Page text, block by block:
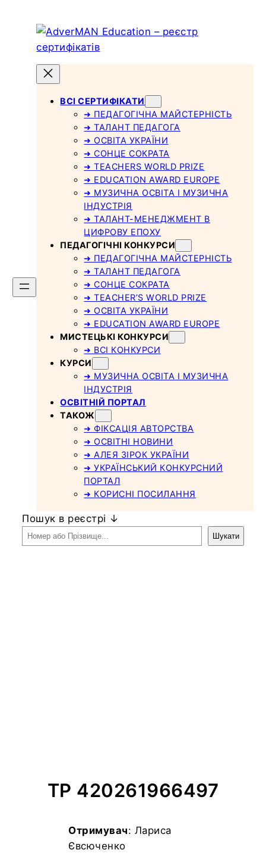
content
ВСІ СЕРТИФІКАТИ
➜ ПЕДАГОГІЧНА МАЙСТЕРНІСТЬ
➜ ТАЛАНТ ПЕДАГОГА
➜ ОСВІТА УКРАЇНИ
➜ СОНЦЕ СОКРАТА
➜ TEACHERS WORLD PRIZE
➜ EDUCATION AWARD EUROPE
➜ МУЗИЧНА ОСВІТА І МУЗИЧНА
ІНДУСТРІЯ
➜ ТАЛАНТ-МЕНЕДЖМЕНТ В
ЦИФРОВУ ЕПОХУ
ПЕДАГОГІЧНІ КОНКУРСИ
➜ ПЕДАГОГІЧНА МАЙСТЕРНІСТЬ
➜ ТАЛАНТ ПЕДАГОГА
➜ СОНЦЕ СОКРАТА
➜ TEACHER’S WORLD PRIZE
➜ ОСВІТА УКРАЇНИ
➜ EDUCATION AWARD EUROPE
МИСТЕЦЬКІ КОНКУРСИ
➜ ВСІ КОНКУРСИ
КУРСИ
➜ МУЗИЧНА ОСВІТА І МУЗИЧНА
ІНДУСТРІЯ
ОСВІТНІЙ ПОРТАЛ
ТАКОЖ
➜ ФІКСАЦІЯ АВТОРСТВА
➜ ОСВІТНІ НОВИНИ
➜ АЛЕЯ ЗІРОК УКРАЇНИ
➜ УКРАЇНСЬКИЙ КОНКУРСНИЙ
ПОРТАЛ
➜ КОРИСНІ ПОСИЛАННЯ
Пошук в реєстрі ↓
Шукати
TP 420261966497
Отримувач: Лариса
Євсюченко